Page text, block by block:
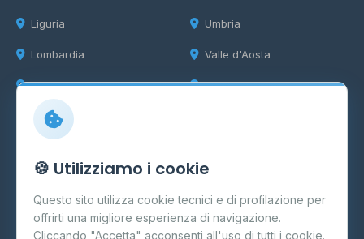
Liguria
Lombardia
Marche
Umbria
Valle d'Aosta
Veneto
Info
Cos'è il GPL
FAQ
Contatti
🍪 Utilizziamo i cookie
Questo sito utilizza cookie tecnici e di profilazione per
offrirti una migliore esperienza di navigazione.
Cliccando "Accetta" acconsenti all'uso di tutti i cookie.